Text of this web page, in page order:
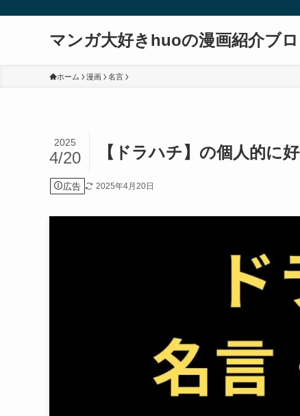
マンガ大好きhuoの漫画紹介ブ
ホーム 漫画 名言
【ドラハチ】の個人的に
2025
4/20
広告 2025年4月20日